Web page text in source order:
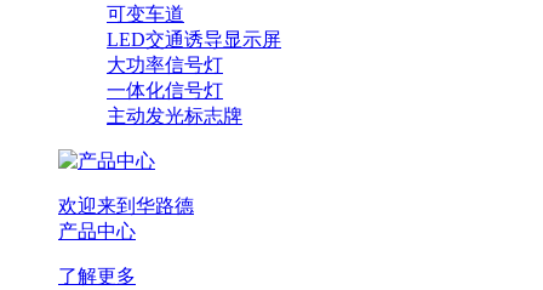
可变车道
LED交通诱导显示屏
大功率信号灯
一体化信号灯
主动发光标志牌
欢迎来到华路德
产品中心
了解更多